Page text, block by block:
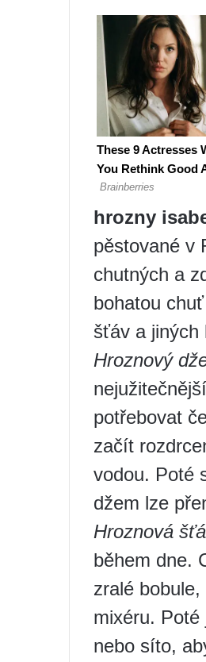
hrozny
pěstované v
chutných a
bohatou
šťáv a jiných
Hroznový
potřebovat
začít
vodou. Poté
džem lze
Hroznová
během dne.
zralé
mixéru.
nebo síto,